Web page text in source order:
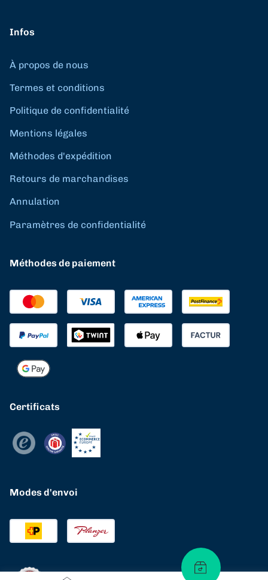
Infos
À propos de nous
Termes et conditions
Politique de confidentialité
Mentions légales
Méthodes d'expédition
Retours de marchandises
Annulation
Paramètres de confidentialité
Méthodes de paiement
Certificats
Modes d'envoi